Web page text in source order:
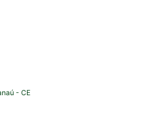
- CE